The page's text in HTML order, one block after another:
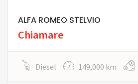
ALFA ROMEO STELVIO
Chiamare
Diesel 149,000 km